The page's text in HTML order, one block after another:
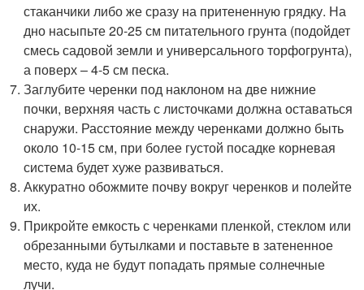
стаканчики либо же сразу на притененную грядку. На
дно насыпьте 20-25 см питательного грунта (подойдет
смесь садовой земли и универсального торфогрунта),
а поверх – 4-5 см песка.
Заглубите черенки под наклоном на две нижние
почки, верхняя часть с листочками должна оставаться
снаружи. Расстояние между черенками должно быть
около 10-15 см, при более густой посадке корневая
система будет хуже развиваться.
Аккуратно обожмите почву вокруг черенков и полейте
их.
Прикройте емкость с черенками пленкой, стеклом или
обрезанными бутылками и поставьте в затененное
место, куда не будут попадать прямые солнечные
лучи.